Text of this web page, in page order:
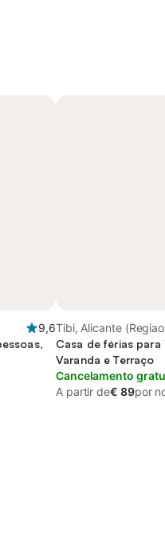
9,6Tibi, Alicante
Casa de férias para
Varanda e Terraço
Cancelamento
A partir de€ 89por